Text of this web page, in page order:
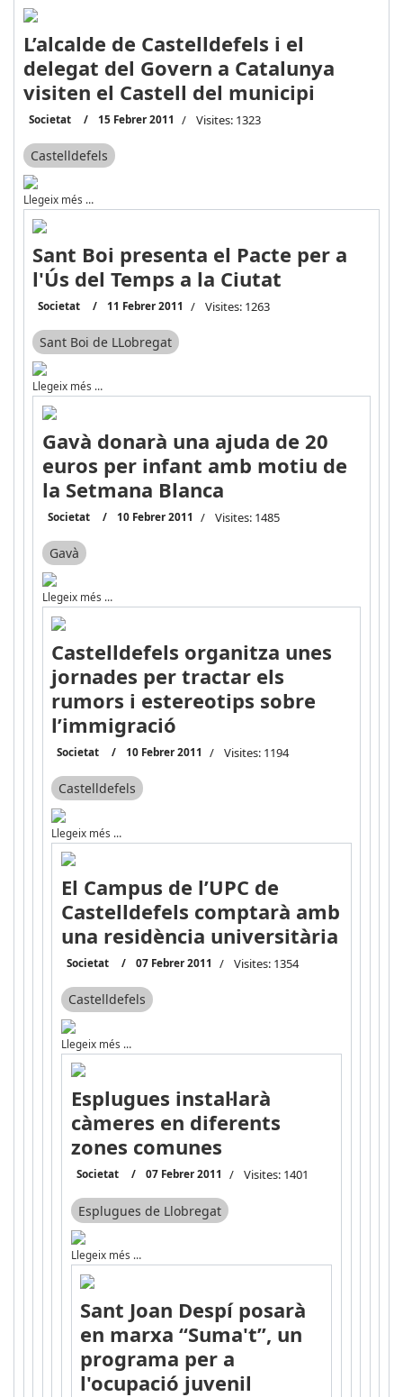
L’alcalde de Castelldefels i el
delegat del Govern a Catalunya
visiten el Castell del municipi
Societat 15 Febrer 2011 Visites: 1323
Castelldefels
Llegeix més …
Sant Boi presenta el Pacte per a
l'Ús del Temps a la Ciutat
Societat 11 Febrer 2011 Visites: 1263
Sant Boi de LLobregat
Llegeix més …
Gavà donarà una ajuda de 20
euros per infant amb motiu de
la Setmana Blanca
Societat 10 Febrer 2011 Visites: 1485
Gavà
Llegeix més …
Castelldefels organitza unes
jornades per tractar els
rumors i estereotips sobre
l’immigració
Societat 10 Febrer 2011 Visites: 1194
Castelldefels
Llegeix més …
El Campus de l’UPC de
Castelldefels comptarà amb
una residència universitària
Societat 07 Febrer 2011 Visites: 1354
Castelldefels
Llegeix més …
Esplugues instal·larà
càmeres en diferents
zones comunes
Societat 07 Febrer 2011 Visites: 1401
Esplugues de Llobregat
Llegeix més …
Sant Joan Despí posarà
en marxa “Suma't”, un
programa per a
l'ocupació juvenil